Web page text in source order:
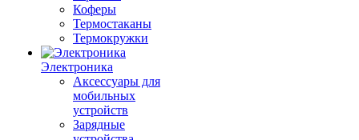
Коферы
Термостаканы
Термокружки
Электроника
Аксессуары для
мобильных
устройств
Зарядные